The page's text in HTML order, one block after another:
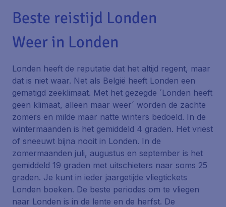
Beste reistijd Londen
Weer in Londen
Londen heeft de reputatie dat het altijd regent, maar
dat is niet waar. Net als België heeft Londen een
gematigd zeeklimaat. Met het gezegde ´Londen heeft
geen klimaat, alleen maar weer´ worden de zachte
zomers en milde maar natte winters bedoeld. In de
wintermaanden is het gemiddeld 4 graden. Het vriest
of sneeuwt bijna nooit in Londen. In de
zomermaanden juli, augustus en september is het
gemiddeld 19 graden met uitschieters naar soms 25
graden. Je kunt in ieder jaargetijde vliegtickets
Londen boeken. De beste periodes om te vliegen
naar Londen is in de lente en de herfst. De